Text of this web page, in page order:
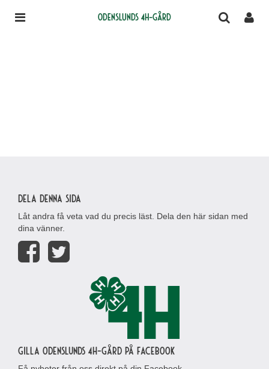
Odenslunds 4H-gård
Dela denna sida
Låt andra få veta vad du precis läst. Dela den här sidan med
dina vänner.
Gilla Odenslunds 4H-gård på Facebook